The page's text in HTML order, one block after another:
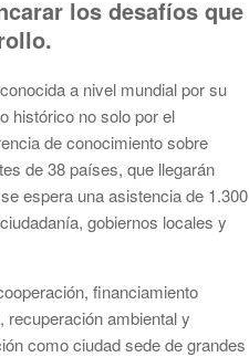
los desafíos que
a nivel mundial por su
histórico no solo por el
de conocimiento sobre
de 38 países, que llegarán
espera una asistencia de 1.300
gobiernos locales y
financiamiento
recuperación ambiental y
como ciudad sede de grandes